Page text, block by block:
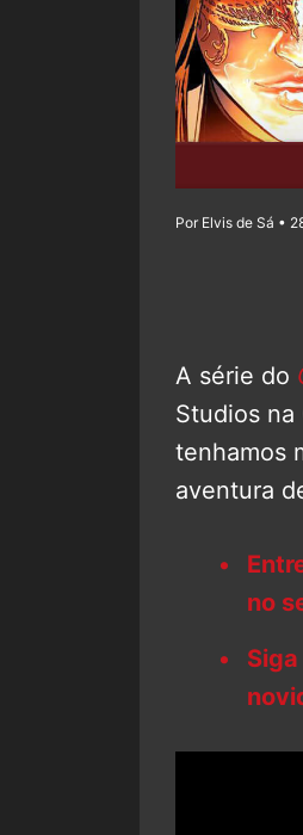
Por Elvis de Sá •
A série do
Studios na
tenhamos
aventura
no